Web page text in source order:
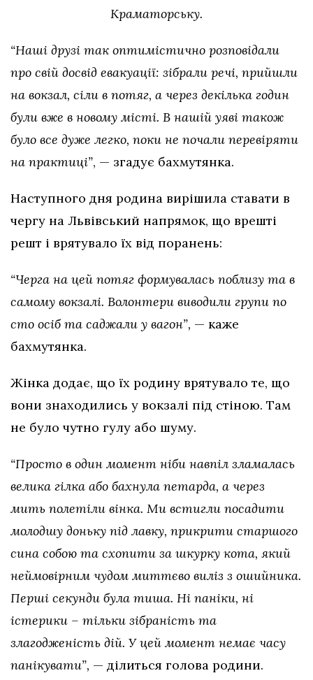
Краматорську.
“Наші друзі так оптимістично розповідали
про свій досвід евакуації: зібрали речі, прийшли
на вокзал, сіли в потяг, а через декілька годин
були вже в новому місті. В нашій уяві також
було все дуже легко, поки не почали перевіряти
на практиці”, — згадує бахмутянка.
Наступного дня родина вирішила ставати в
чергу на Львівський напрямок, що врешті
решт і врятувало їх від поранень:
“Черга на цей потяг формувалась поблизу та в
самому вокзалі. Волонтери виводили групи по
сто осіб та саджали у вагон”, — каже
бахмутянка.
Жінка додає, що їх родину врятувало те, що
вони знаходились у вокзалі під стіною. Там
не було чутно гулу або шуму.
“Просто в один момент ніби навпіл зламалась
велика гілка або бахнула петарда, а через
мить полетіли вінка. Ми встигли посадити
молодшу доньку під лавку, прикрити старшого
сина собою та схопити за шкурку кота, який
неймовірним чудом миттєво виліз з ошийника.
Перші секунди була тиша. Ні паніки, ні
істерики – тільки зібраність та
злагодженість дій. У цей момент немає часу
панікувати”, — ділиться голова родини.